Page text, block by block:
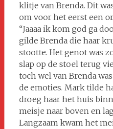
klitje van Brenda. Dit
om voor het eerst een
“Jaaaa ik kom god ga
gilde Brenda die haar
stootte. Het genot was
slap op de stoel terug
toch wel van Brenda
de emoties. Mark tilde
droeg haar het huis
meisje naar boven en
Langzaam kwam het